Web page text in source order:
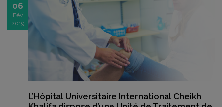
06
Fév
2019
L’Hôpital Universitaire International Cheikh